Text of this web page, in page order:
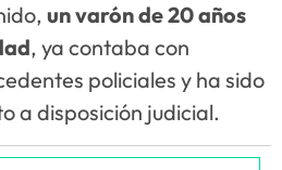
un varón de 20 años
, ya contaba con
policiales y ha sido
a disposición judicial.